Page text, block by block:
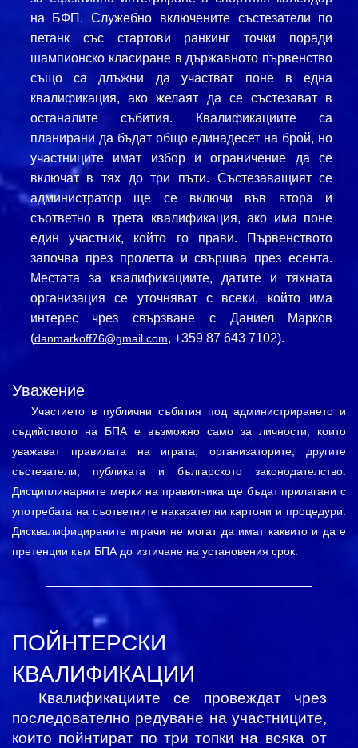
на БФП. Служебно включените състезатели по
петанк със стартови ранкинг точки поради
шампионско класиране в държавното първенство
също са длъжни да участват поне в една
квалификация, ако желаят да се състезават в
останалите събития. Квалификациите са
планирани да бъдат общо единадесет на брой, но
участниците имат избор и ограничение да се
включат в тях до три пъти. Състезаващият се
администратор ще се включи във втора и
съответно в трета квалификация, ако има поне
един участник, който го прави. Първенството
започва през пролетта и свършва през есента.
Местата за квалификациите, датите и тяхната
организация се уточняват с всеки, който има
интерес чрез свързване с Даниел Марков
(danmarkoff76@gmail.com, +359 87 643 7102).
Уважение
Участието в публични събития под администрирането и
съдийството на БПА е възможно само за личности, които
уважават правилата на играта, организаторите, другите
състезатели, публиката и българското законодателство.
Дисциплинарните мерки на правилника ще бъдат прилагани с
употребата на съответните наказателни картони и процедури.
Дисквалифицираните играчи не могат да имат каквито и да е
претенции към БПА до изтичане на установения срок.
ПОЙНТЕРСКИ
КВАЛИФИКАЦИИ
Квалификациите се провеждат чрез
последователно редуване на участниците,
които пойнтират по три топки на всяка от